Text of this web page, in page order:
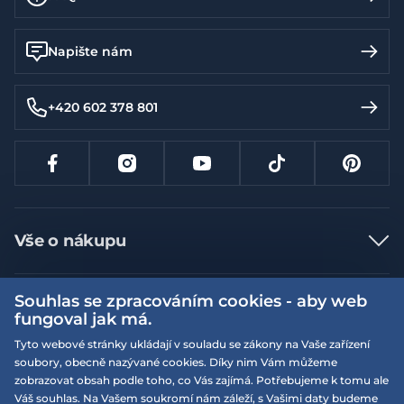
Působení a přednosti:
Dokáže chránit buňky v organismu před škodlivými
Může podporovat tvorbu protilátek
Působí obecně proti nedostatku selenu u koní
Doporučujeme jako nedílný přídavek pro zdravou
a vyváženou krmnou dávku
Minerální krmivo pro koně, skot, ovce, kozy a lesní zvěř
%, fosfor 0,25 %
Složení:
chlorid sodný, uhličitan vápenatý, fosforečnan
vápenatý, oxid hořečnatý, melasa (0,2%)
Doplňkové látky na 1kg: Výživové:930 mg železa jako
Napište nám
+420 602 378 801
Vše o nákupu
Jak nakupovat
Nejčastější dotazy
Doprava a platba
Vrácení a výměna zboží
Reklamace
Více informací
Obchodní podmínky
Podmínky EQS věrnostního klubu
Naše prodejny
Souhlas se zpracováním cookies - aby web
fungoval jak má.
Tyto webové stránky ukládají v souladu se zákony na Vaše zařízení
soubory, obecně nazývané cookies. Díky nim Vám můžeme
zobrazovat obsah podle toho, co Vás zajímá. Potřebujeme k tomu ale
Váš souhlas. Na Vašem soukromí nám záleží, s Vašimi daty budeme